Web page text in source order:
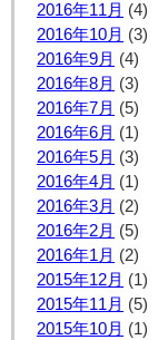
2016年11月 (4)
2016年10月 (3)
2016年9月 (4)
2016年8月 (3)
2016年7月 (5)
2016年6月 (1)
2016年5月 (3)
2016年4月 (1)
2016年3月 (2)
2016年2月 (5)
2016年1月 (2)
2015年12月 (1)
2015年11月 (5)
2015年10月 (1)